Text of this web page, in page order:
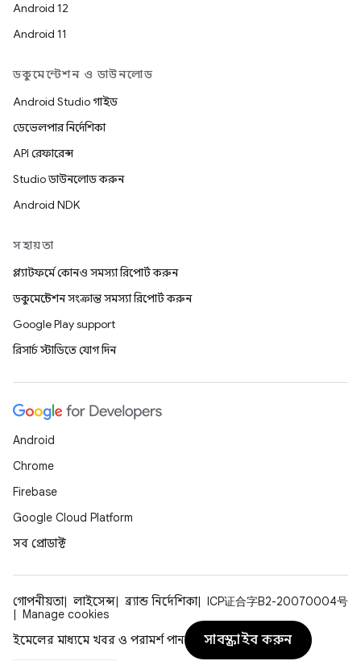
Android 12
Android 11
ডকুমেন্টেশন ও ডাউনলোড
Android Studio গাইড
ডেভেলপার নির্দেশিকা
API রেফারেন্স
Studio ডাউনলোড করুন
Android NDK
সহায়তা
প্ল্যাটফর্মে কোনও সমস্যা রিপোর্ট করুন
ডকুমেন্টেশন সংক্রান্ত সমস্যা রিপোর্ট করুন
Google Play support
রিসার্চ স্টাডিতে যোগ দিন
Android
Chrome
Firebase
Google Cloud Platform
সব প্রোডাক্ট
গোপনীয়তা লাইসেন্স ব্র্যান্ড নির্দেশিকা
ICP证合字B2-20070004号
Manage cookies
ইমেলের মাধ্যমে খবর ও পরামর্শ পান
সাবস্ক্রাইব করুন